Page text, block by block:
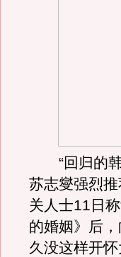
“回归的韩
苏志燮强烈
关人士11日
的婚姻》后
久没这样开